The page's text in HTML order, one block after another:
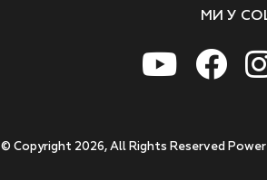
МИ У
© Copyright 2026, All Rights Reserved